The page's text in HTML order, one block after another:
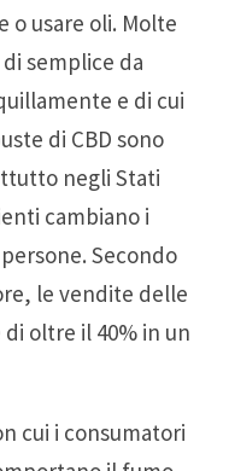
o usare oli. Molte
semplice da
e di cui
di CBD sono
negli Stati
cambiano i
Secondo
le vendite delle
oltre il 40% in un
cui i consumatori